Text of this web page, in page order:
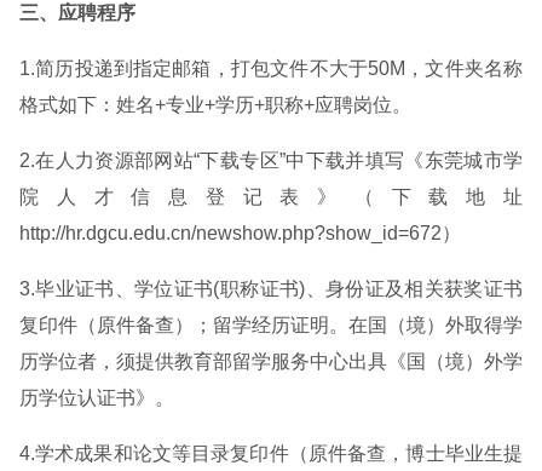
三、应聘程序
1.简历投递到指定邮箱，打包文件不大于50M，文件夹名称
格式如下：姓名+专业+学历+职称+应聘岗位。
2.在人力资源部网站“下载专区”中下载并填写《东莞城市学
院人才信息登记表》（下载地址
http://hr.dgcu.edu.cn/newshow.php?show_id=672）
3.毕业证书、学位证书(职称证书)、身份证及相关获奖证书
复印件（原件备查）；留学经历证明。在国（境）外取得学
历学位者，须提供教育部留学服务中心出具《国（境）外学
历学位认证书》。
4.学术成果和论文等目录复印件（原件备查，博士毕业生提